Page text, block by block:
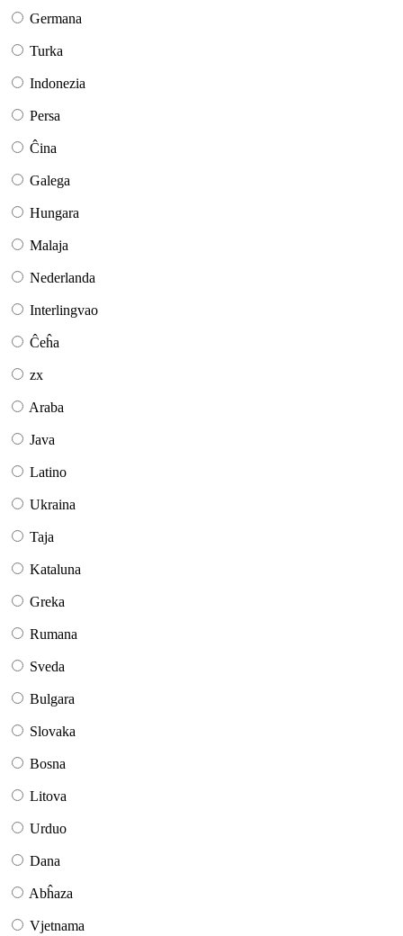
Germana
Turka
Indonezia
Persa
Ĉina
Galega
Hungara
Malaja
Nederlanda
Interlingvao
Ĉeĥa
zx
Araba
Java
Latino
Ukraina
Taja
Kataluna
Greka
Rumana
Sveda
Bulgara
Slovaka
Bosna
Litova
Urduo
Dana
Abĥaza
Vjetnama